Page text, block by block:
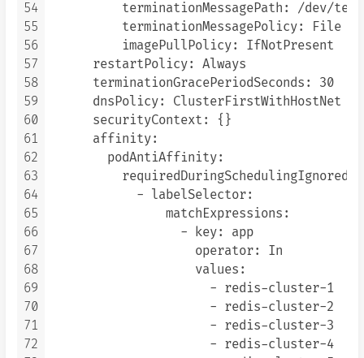
54
55
56
57
58
59
60
61
62
63
64
65
66
67
68
69
70
71
72
terminationMessagePath: /dev/
          terminationMessagePolicy: File
          imagePullPolicy: IfNotPresent
      restartPolicy: Always
      terminationGracePeriodSeconds: 30
      dnsPolicy: ClusterFirstWithHostNet
      securityContext: {}
      affinity:
        podAntiAffinity:
            - labelSelector:
                matchExpressions:
                  - key: app
                    operator: In
                    values:
                      - redis-cluster-1
                      - redis-cluster-2
                      - redis-cluster-3
                      - redis-cluster-4